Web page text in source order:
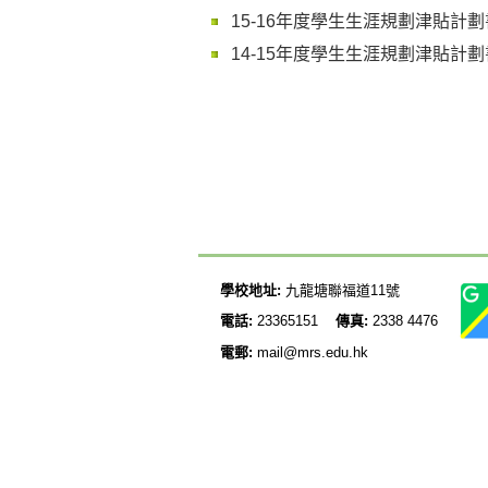
15-16年度學生生涯規劃津貼計劃
14-15年度學生生涯規劃津貼計劃
學校地址: 九龍塘聯福道11號
電話: 23365151 傳真: 2338 4476
電郵: mail@mrs.edu.hk